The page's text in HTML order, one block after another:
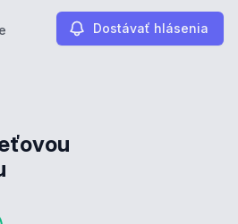
Dostávať hlásenia